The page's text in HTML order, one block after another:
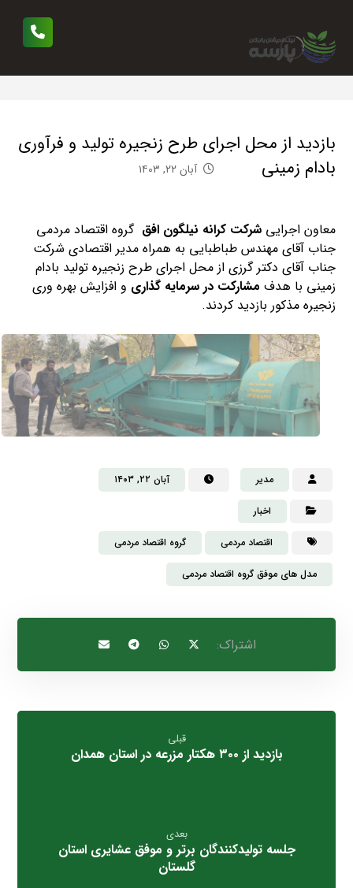
بازدید از محل اجرای طرح زنجیره تولید و فرآوری
بادام زمینی
آبان ۲۲, ۱۴۰۳
معاون اجراییشرکت کرانه نیلگون افق گروه اقتصاد مردمی
جناب آقای مهندس طباطبایی به همراه مدیر اقتصادی شرکت
جناب آقای دکتر گرزی از محل اجرای طرح زنجیره تولید بادام
زمینی با هدف مشارکت در سرمایه گذاری و افزایش بهره وری
زنجیره مذکور بازدید کردند.
مدیر آبان ۲۲, ۱۴۰۳
اخبار
اقتصاد مردمی گروه اقتصاد مردمی
مدل‌ های موفق گروه اقتصاد مردمی
قبلی
بازدید از ۳۰۰ هکتار مزرعه در استان همدان
بعدی
جلسه‌ تولیدکنندگان برتر و موفق عشایری استان
گلستان